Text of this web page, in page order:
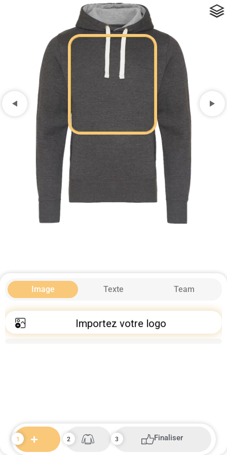
Finaliser
Image Texte Team
Importez votre logo